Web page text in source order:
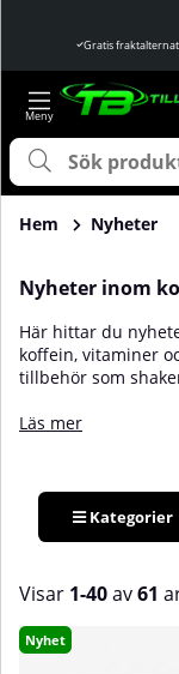
Gratis
Hem Nyheter
Nyheter inom
Här hittar du
koffein, vitaminer
tillbehör som
produkter fram
medan grunden
träning och
uppladdningen
plagg får du en klar
för din utveckling.
Läs mer
Kategorier
Visar 1-40av61
Produkter
Nyhet